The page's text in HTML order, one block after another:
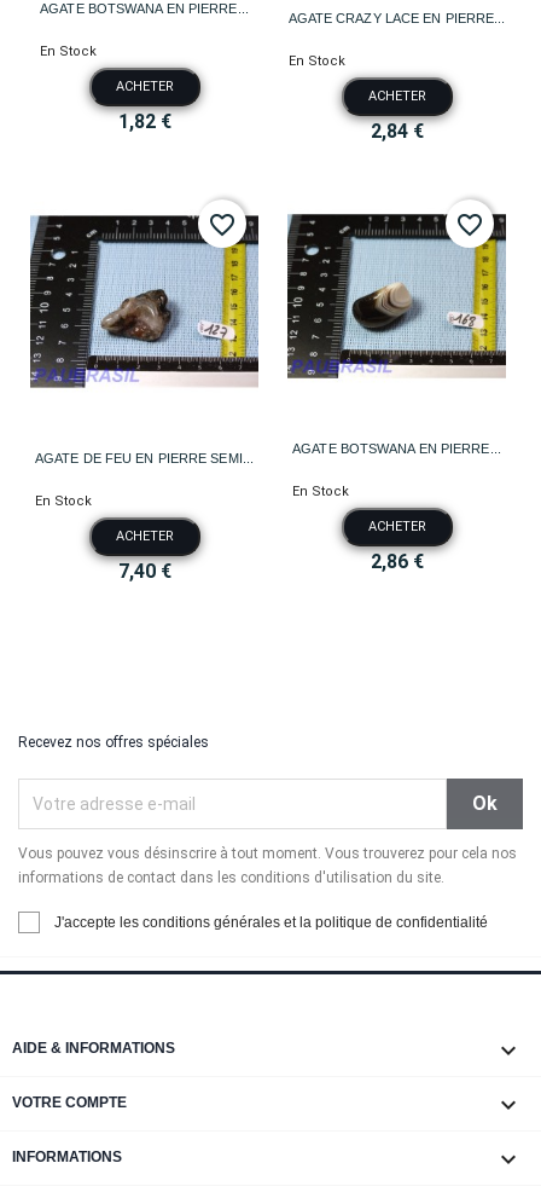
AGATE BOTSWANA EN PIERRE...
En Stock
ACHETER
1,82 €
AGATE CRAZY LACE EN PIERRE...
En Stock
ACHETER
2,84 €
AGATE DE FEU EN PIERRE SEMI...
En Stock
ACHETER
7,40 €
favorite_border
AGATE BOTSWANA EN PIERRE...
En Stock
ACHETER
2,86 €
favorite_border
Recevez nos offres spéciales
Vous pouvez vous désinscrire à tout moment. Vous trouverez pour cela nos
informations de contact dans les conditions d'utilisation du site.
J'accepte les conditions générales et la politique de confidentialité
AIDE & INFORMATIONS 
VOTRE COMPTE 
INFORMATIONS keyboard_arrow_down